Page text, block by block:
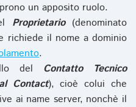
un apposito ruolo.
Proprietario(denominato
richiede il nome a dominio
.
del Contatto Tecnico
Contact), cioè colui che
ai name server, nonchè il